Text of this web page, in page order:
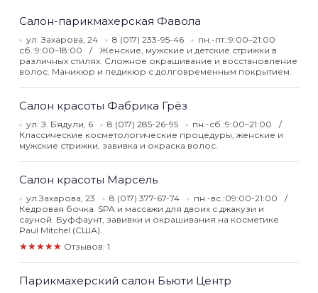
Салон-парикмахерская Фавола
ул. Захарова, 24 8 (017) 233-95-46
пн.-пт.:9:00–21:00
сб.:9:00–18:00
Женские, мужские и детские стрижки в
различных стилях. Сложное окрашивание и восстановление
волос. Маникюр и педикюр с долговременным покрытием.
Салон красоты Фабрика Грёз
ул. З. Бядули, 6 8 (017) 285-26-95
пн.-сб.:9:00–21:00
Классические косметологические процедуры, женские и
мужские стрижки, завивка и окраска волос.
Салон красоты Марсель
ул.Захарова, 23 8 (017) 377-67-74
пн.-вс.:09:00-21:00
Кедровая бочка. SPA и массажи для двоих с джакузи и
сауной. Буффаунт, завивки и окрашивания на косметике
Paul Mitchel (США).
★★★★★ Отзывов: 1
Парикмахерский салон Бьюти Центр